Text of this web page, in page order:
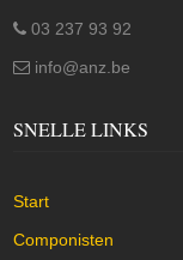
03 237 93 92
info@anz.be
SNELLE LINKS
Start
Componisten